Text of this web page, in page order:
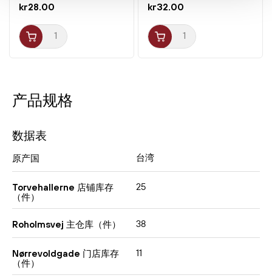
产品规格
数据表
原产国 台湾
Torvehallerne 店铺库存
（件）
25
Roholmsvej 主仓库（件） 38
Nørrevoldgade 门店库存
（件）
11
kr28.00 kr32.00